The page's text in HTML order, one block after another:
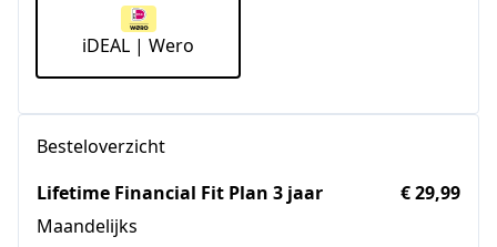
iDEAL | Wero
Besteloverzicht
Lifetime Financial Fit Plan 3 jaar
Maandelijks
€ 29,99